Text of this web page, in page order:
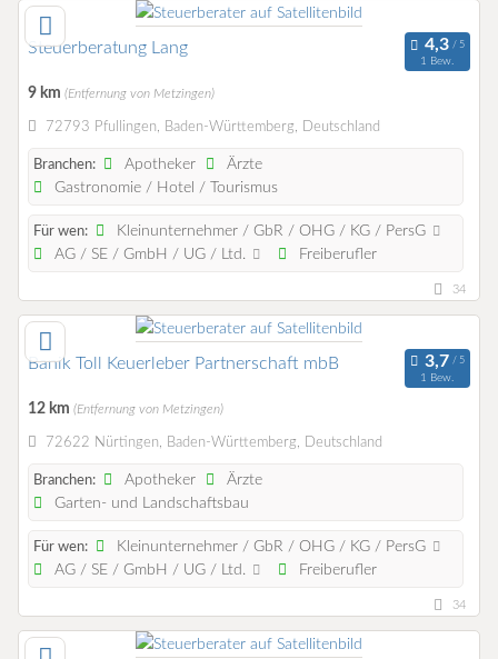
Steuerberatung Lang
1 Bew.
9 km (Entfernung von Metzingen)
72793 Pfullingen, Baden-Württemberg, Deutschland
Branchen: Apotheker
Ärzte
Gastronomie / Hotel / Tourismus
Für wen:
Kleinunternehmer / GbR / OHG / KG / PersG
AG / SE / GmbH / UG / Ltd.
Freiberufler
34
Banik Toll Keuerleber Partnerschaft mbB
1 Bew.
12 km (Entfernung von Metzingen)
72622 Nürtingen, Baden-Württemberg, Deutschland
Branchen: Apotheker
Ärzte
Garten- und Landschaftsbau
Für wen:
Kleinunternehmer / GbR / OHG / KG / PersG
AG / SE / GmbH / UG / Ltd.
Freiberufler
34